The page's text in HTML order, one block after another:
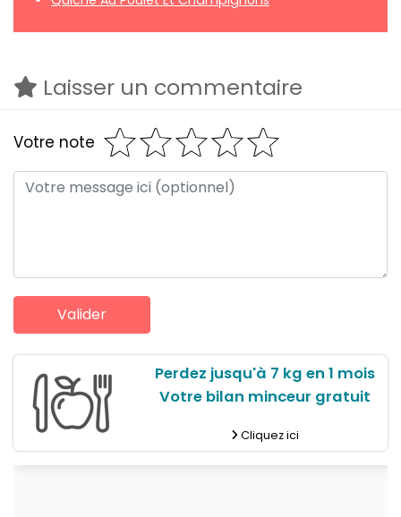
Laisser un commentaire
Votre note
Perdez jusqu'à 7 kg en 1 mois
Votre bilan minceur gratuit
Cliquez ici